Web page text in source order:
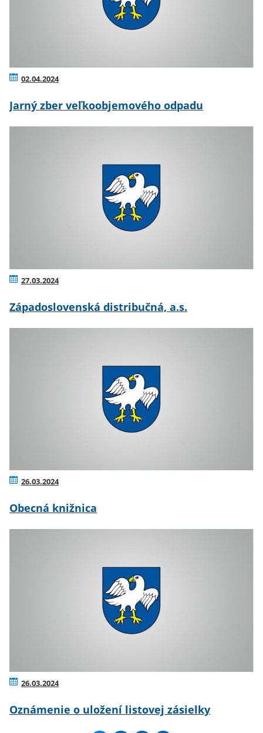
02.04.2024
Jarný zber veľkoobjemového odpadu
27.03.2024
Západoslovenská distribučná, a.s.
26.03.2024
Obecná knižnica
26.03.2024
Oznámenie o uložení listovej zásielky